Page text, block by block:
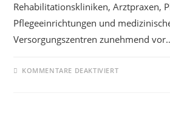
Rehabilitationskliniken, Arztpraxen,
Pflegeeinrichtungen und
Versorgungszentren zunehmend
KOMMENTARE DEAKTIVIERT